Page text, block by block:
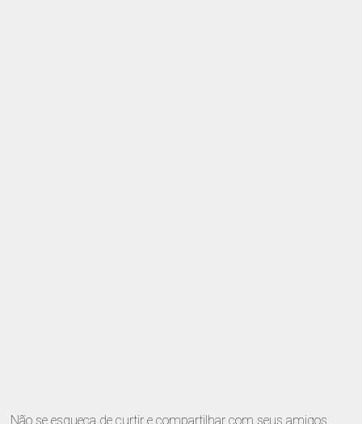
Não se esqueça de curtir e compartilhar com seus amigos